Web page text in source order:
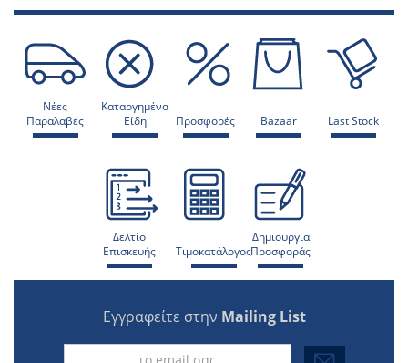
Νέες
Παραλαβές
Καταργημένα
Είδη
Προσφορές Bazaar Last Stock
Δελτίο
Επισκευής
Τιμοκατάλογος
Δημιουργία
Προσφοράς
Εγγραφείτε στην Mailing List